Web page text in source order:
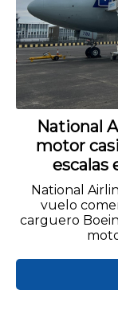
National
motor
escalas
National
vuelo
carguero